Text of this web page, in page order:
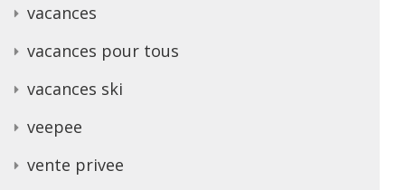
vacances
vacances pour tous
vacances ski
veepee
vente privee